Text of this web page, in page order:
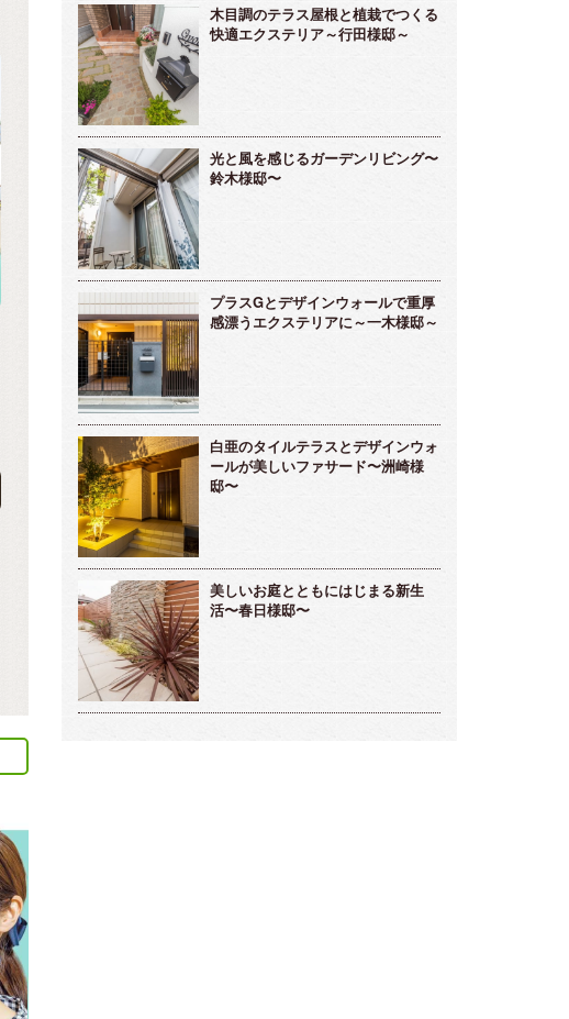
木目調のテラス屋根と植栽でつくる
快適エクステリア～行田様邸～
光と風を感じるガーデンリビング〜
鈴木様邸〜
プラスGとデザインウォールで重厚
感漂うエクステリアに～一木様邸～
白亜のタイルテラスとデザインウォ
ールが美しいファサード〜洲崎様
邸〜
美しいお庭とともにはじまる新生
活〜春日様邸〜